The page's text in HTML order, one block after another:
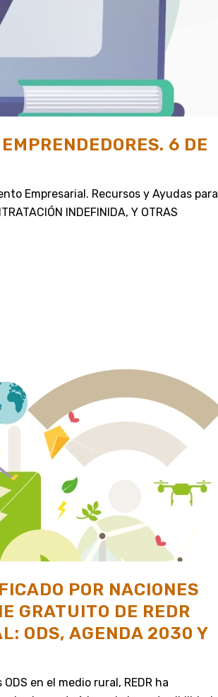
6 DE
Empresarial. Recursos y Ayudas para
INDEFINIDA, Y OTRAS
POR NACIONES
GRATUITO DE REDR
ODS, AGENDA 2030 Y
en el medio rural, REDR ha